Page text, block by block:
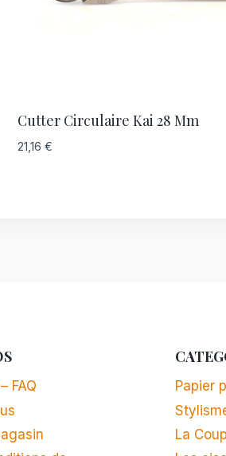
Cutter Circulaire Kai 28 Mm
21,16 €
FAQ
Papier
La